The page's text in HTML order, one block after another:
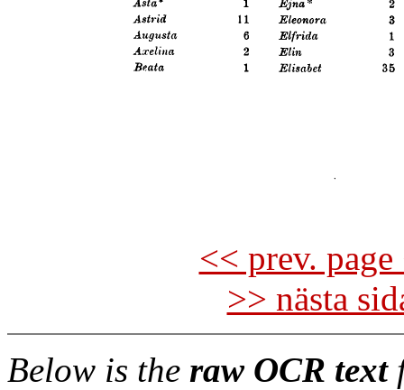
<< prev.
>> nästa
Below is the raw OCR text